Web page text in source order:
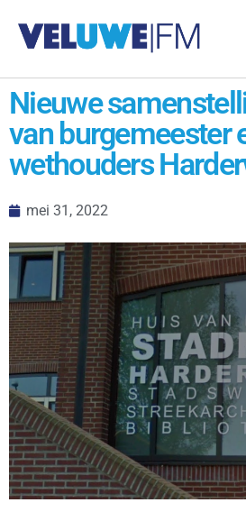
Nieuwe
van burgemeester
wethouders
mei 31, 2022